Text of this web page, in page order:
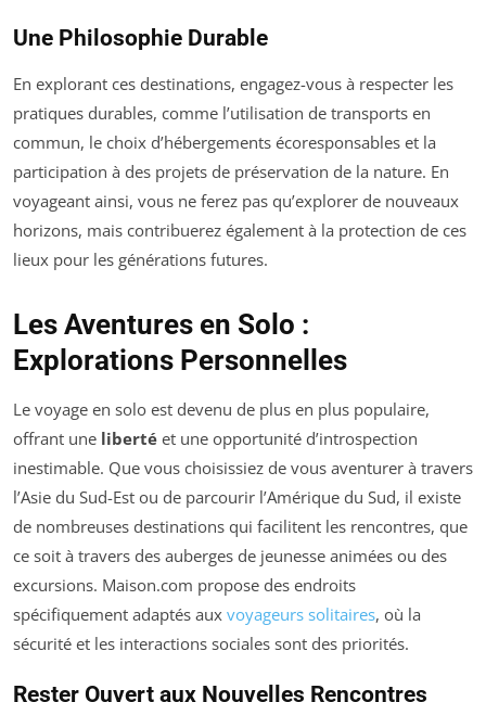
Une Philosophie Durable
En explorant ces destinations, engagez-vous à respecter les
pratiques durables, comme l’utilisation de transports en
commun, le choix d’hébergements écoresponsables et la
participation à des projets de préservation de la nature. En
voyageant ainsi, vous ne ferez pas qu’explorer de nouveaux
horizons, mais contribuerez également à la protection de ces
lieux pour les générations futures.
Les Aventures en Solo :
Explorations Personnelles
Le voyage en solo est devenu de plus en plus populaire,
offrant une liberté et une opportunité d’introspection
inestimable. Que vous choisissiez de vous aventurer à travers
l’Asie du Sud-Est ou de parcourir l’Amérique du Sud, il existe
de nombreuses destinations qui facilitent les rencontres, que
ce soit à travers des auberges de jeunesse animées ou des
excursions. Maison.com propose des endroits
spécifiquement adaptés aux voyageurs solitaires, où la
sécurité et les interactions sociales sont des priorités.
Rester Ouvert aux Nouvelles Rencontres